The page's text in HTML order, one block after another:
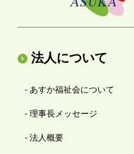
法人について
- あすか福祉会について
- 理事長メッセージ
- 法人概要